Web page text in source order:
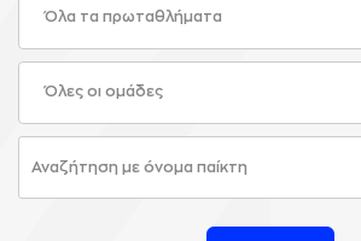
Όλα τα πρωταθλήματα
Όλες οι ομάδες